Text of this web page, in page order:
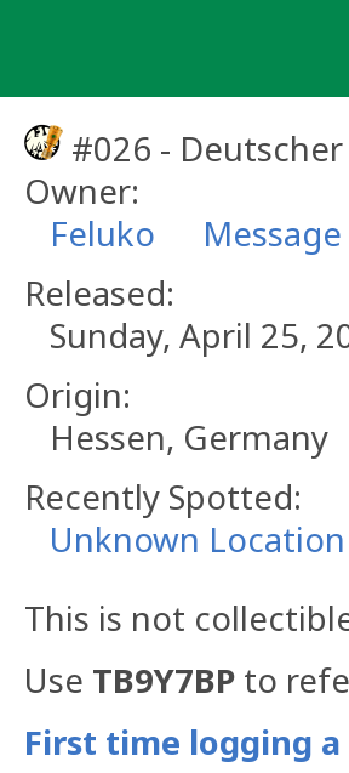
#026 -
Owner:
Feluko
Released:
Sunday, April 25,
Origin:
Hessen, Germany
Recently Spotted:
Unknown Location
This is not
Use TB9Y7BP to
First time logging a